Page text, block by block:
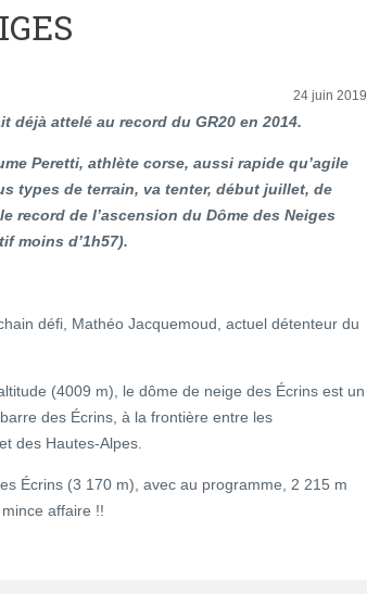
24 juin 2019
déjà attelé au record du GR20 en 2014.
Peretti, athlète corse, aussi rapide qu’agile
types de terrain, va tenter, début juillet, de
record de l’ascension du Dôme des Neiges
moins d’1h57).
défi, Mathéo Jacquemoud, actuel détenteur du
(4009 m), le dôme de neige des Écrins est un
des Écrins, à la frontière entre les
des Hautes-Alpes.
Écrins (3 170 m), avec au programme, 2 215 m
affaire !!